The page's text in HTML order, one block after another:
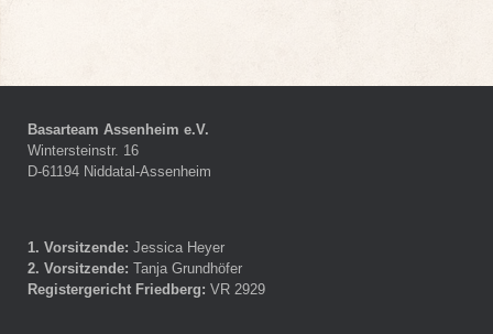
Basarteam Assenheim e.V.
Wintersteinstr. 16
D-61194 Niddatal-Assenheim
1. Vorsitzende: Jessica Heyer
2. Vorsitzende: Tanja Grundhöfer
Registergericht Friedberg: VR 2929